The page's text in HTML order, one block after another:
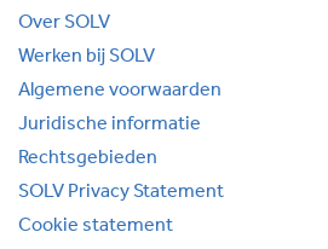
Over SOLV
Werken bij SOLV
Algemene voorwaarden
Juridische informatie
Rechtsgebieden
SOLV Privacy Statement
Cookie statement